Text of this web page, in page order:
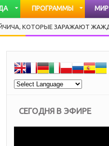
ПРОГРАММЫ МИР
ЗАРАЖАЮТ ЖАЖДОЙ ЖИЗНИ
СЕГОДНЯ В ЭФИРЕ